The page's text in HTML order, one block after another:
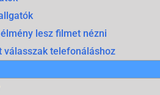
lesz filmet nézni
telefonáláshoz